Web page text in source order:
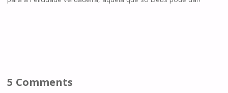
5 Comments